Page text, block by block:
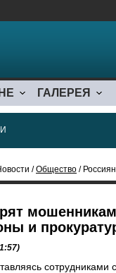
ГАЛЕРЕЯ
/Общество /
и
сотрудниками